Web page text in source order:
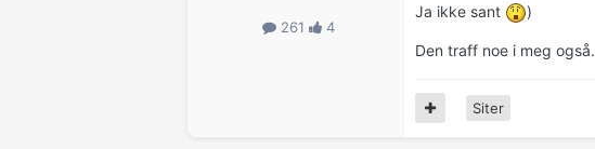
261 4
Ja ikke sant )
Den traff noe i meg også.
Siter